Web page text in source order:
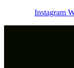
Instagram